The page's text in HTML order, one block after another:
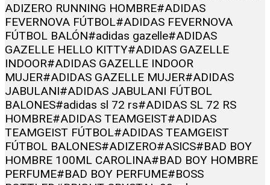
ADIZERO RUNNING HOMBRE#ADIDAS
FEVERNOVA FÚTBOL#ADIDAS FEVERNOVA
FÚTBOL BALÓN#adidas gazelle#ADIDAS
GAZELLE HELLO KITTY#ADIDAS GAZELLE
INDOOR#ADIDAS GAZELLE INDOOR
MUJER#ADIDAS GAZELLE MUJER#ADIDAS
JABULANI#ADIDAS JABULANI FÚTBOL
BALONES#adidas sl 72 rs#ADIDAS SL 72 RS
HOMBRE#ADIDAS TEAMGEIST#ADIDAS
TEAMGEIST FÚTBOL#ADIDAS TEAMGEIST
FÚTBOL BALONES#ADIZERO#ASICS#BAD BOY
HOMBRE 100ML CAROLINA#BAD BOY HOMBRE
PERFUME#BAD BOY PERFUME#BOSS